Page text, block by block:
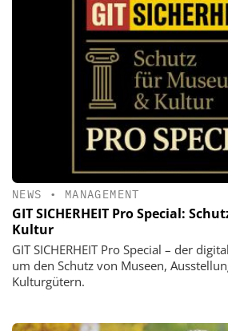
NEWS • MANAGEMENT
GIT SICHERHEIT Pro Special:
Kultur
GIT SICHERHEIT Pro Special – der
um den Schutz von Museen,
Kulturgütern.